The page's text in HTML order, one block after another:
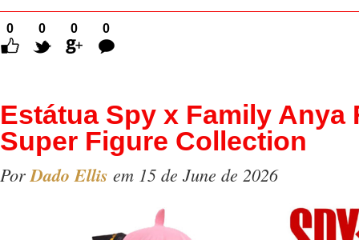
0 0 0
0
Comentários
Estátua Spy x Family Anya
Super Figure Collection
PorDado Ellis em 15 de June de 2026